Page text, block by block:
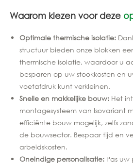
Waarom kiezen voor deze
Optimale thermische isolatie:
structuur bieden onze blokken
thermische isolatie, waardoor u
besparen op uw stookkosten en
voetafdruk kunt verkleinen.
Snelle en makkelijke bouw: Het
montagesysteem van Isovariant
efficiënte bouw mogelijk, zelfs
de bouwsector. Bespaar tijd en
arbeidskosten.
Oneindige personalisatie: Pas